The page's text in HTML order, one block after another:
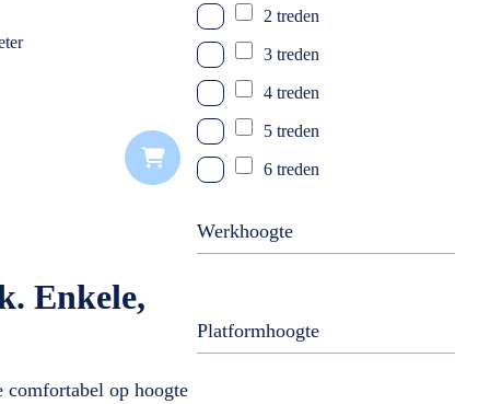
Enkele,
op hoogte
2 treden
3 treden
4 treden
5 treden
6 treden
8 treden
12 treden
Werkhoogte
Platformhoogte